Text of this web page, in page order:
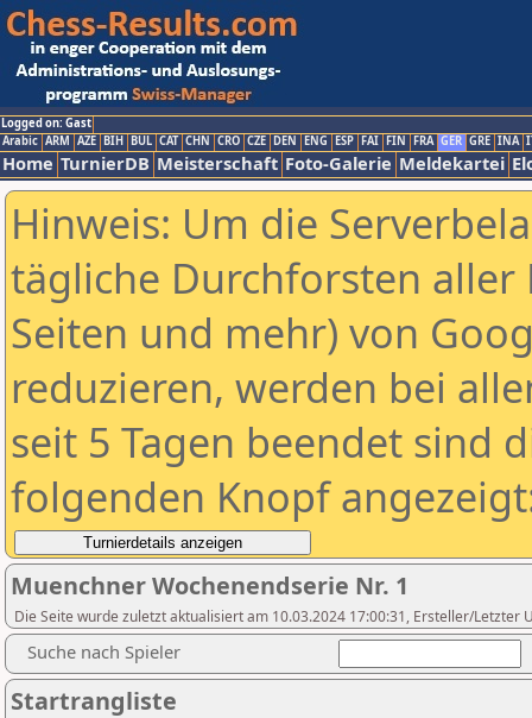
Logged on: Gast
Arabic ARM AZE BIH BUL CAT CHN CRO CZE DEN ENG ESP FAI FIN FRA GER GRE INA
Home TurnierDB Meisterschaft Foto-Galerie Meldekartei
Hinweis: Um die
tägliche Durchforsten aller
Seiten und mehr) von
reduzieren, werden bei
seit 5 Tagen beendet sind
folgenden Knopf
Muenchner Wochenendserie Nr. 1
Die Seite wurde zuletzt aktualisiert am 10.03.2024 17:00:31, Ersteller/Letzter
Suche nach Spieler
Startrangliste